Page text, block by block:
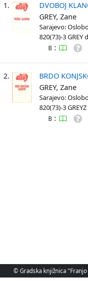
1.
DVOBOJ
GREY, Zane
Sarajevo:
820(73)-3 GREY
B :
2.
BRDO
GREY, Zane
Sarajevo:
820(73)-3
B :
© Gradska knjižnica